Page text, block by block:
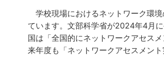
学校現場におけるネットワーク環
ています。文部科学省が2024年4月
国は「全国的にネットワークアセス
来年度も「ネットワークアセスメン